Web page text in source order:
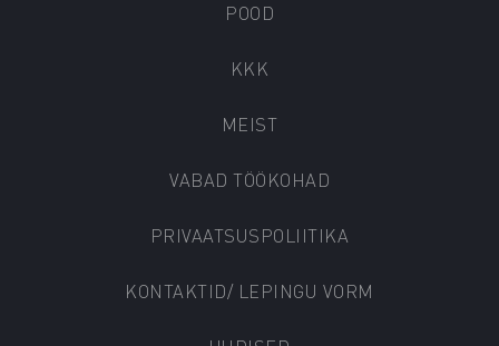
POOD
KKK
MEIST
VABAD TÖÖKOHAD
PRIVAATSUSPOLIITIKA
KONTAKTID/ LEPINGU VORM